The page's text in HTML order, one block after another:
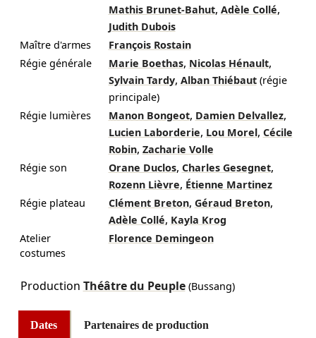
Mathis Brunet-Bahut, Adèle Collé,
Judith Dubois
Maître d'armes
François Rostain
Régie générale
Marie Boethas, Nicolas Hénault,
Sylvain Tardy, Alban Thiébaut (régie
principale)
Régie lumières
Manon Bongeot, Damien Delvallez,
Lucien Laborderie, Lou Morel, Cécile
Robin, Zacharie Volle
Régie son
Orane Duclos, Charles Gesegnet,
Rozenn Lièvre, Étienne Martinez
Régie plateau
Clément Breton, Géraud Breton,
Adèle Collé, Kayla Krog
Atelier
costumes
Florence Demingeon
Production Théâtre du Peuple(Bussang)
Dates Partenaires de production